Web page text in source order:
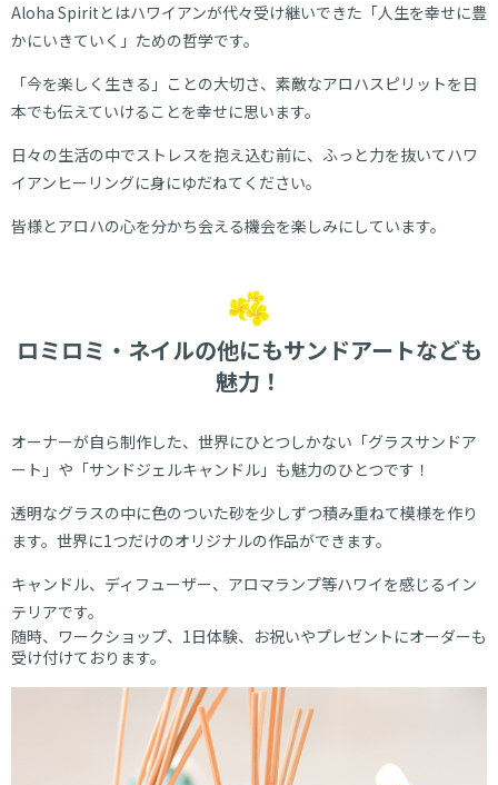
Aloha Spiritとはハワイアンが代々受け継いできた「人生を幸せに豊
かにいきていく」ための哲学です。
「今を楽しく生きる」ことの大切さ、素敵なアロハスピリットを日
本でも伝えていけることを幸せに思います。
日々の生活の中でストレスを抱え込む前に、ふっと力を抜いてハワ
イアンヒーリングに身にゆだねてください。
皆様とアロハの心を分かち会える機会を楽しみにしています。
ロミロミ・ネイルの他にもサンドアートなども
魅力！
オーナーが自ら制作した、世界にひとつしかない「グラスサンドア
ート」や「サンドジェルキャンドル」も魅力のひとつです！
透明なグラスの中に色のついた砂を少しずつ積み重ねて模様を作り
ます。世界に1つだけのオリジナルの作品ができます。
キャンドル、ディフューザー、アロマランプ等ハワイを感じるイン
テリアです。
随時、ワークショップ、1日体験、お祝いやプレゼントにオーダーも
受け付けております。